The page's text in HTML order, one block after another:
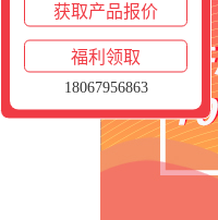
获取产品报价
福利领取
18067956863